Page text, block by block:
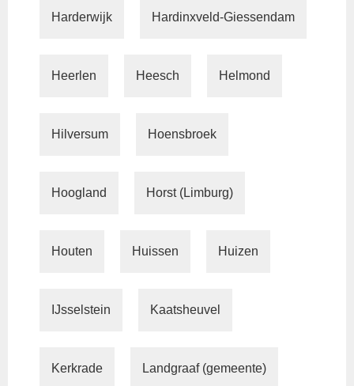
Harderwijk Hardinxveld-Giessendam
Heerlen Heesch Helmond
Hilversum Hoensbroek
Hoogland Horst (Limburg)
Houten Huissen Huizen
IJsselstein Kaatsheuvel
Kerkrade Landgraaf (gemeente)